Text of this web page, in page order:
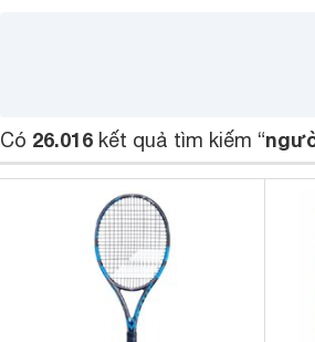
Có 26.016 kết quả tìm kiếm “